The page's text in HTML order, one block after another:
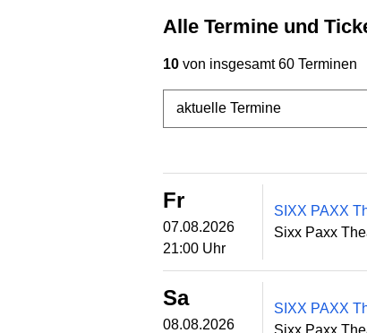
Alle Termine und
10 von insgesamt 60 Terminen
Fr
07.08.2026
21:00 Uhr
SIXX PAXX
Sixx Paxx
Sa
08.08.2026
SIXX PAXX
Sixx Paxx